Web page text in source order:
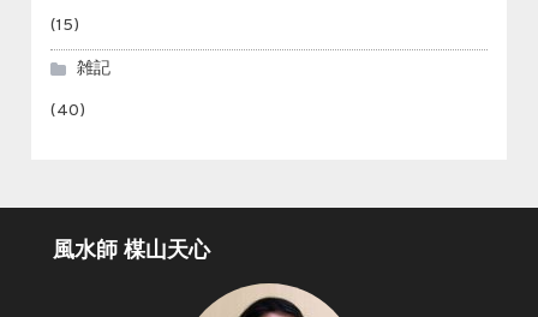
(15)
雑記
(40)
風水師 楳山天心